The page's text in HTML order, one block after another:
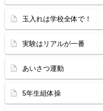
玉入れは学校全体で！
実験はリアルが一番
あいさつ運動
5年生組体操